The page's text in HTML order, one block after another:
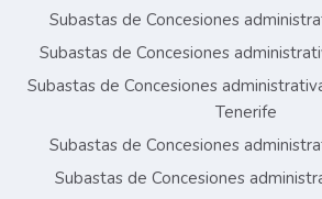
Subastas de Concesiones
Subastas de Concesiones
Subastas de Concesiones
Tenerife
Subastas de Concesiones
Subastas de Concesiones